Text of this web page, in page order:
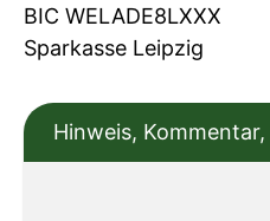
BIC WELADE8LXXX
Sparkasse Leipzig
Hinweis,